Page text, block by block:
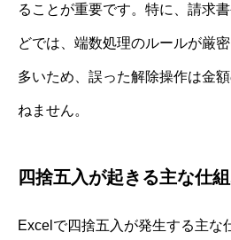
ることが重要です。特に、請求
どでは、端数処理のルールが厳
多いため、誤った解除操作は金
ねません。
四捨五入が起きる主な仕
Excelで四捨五入が発生する主な